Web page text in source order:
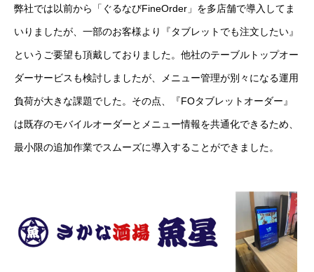
弊社では以前から「ぐるなびFineOrder」を多店舗で導入してま
いりましたが、一部のお客様より『タブレットでも注文したい』
というご要望も頂戴しておりました。他社のテーブルトップオー
ダーサービスも検討しましたが、メニュー管理が別々になる運用
負荷が大きな課題でした。その点、『FOタブレットオーダー』
は既存のモバイルオーダーとメニュー情報を共通化できるため、
最小限の追加作業でスムーズに導入することができました。